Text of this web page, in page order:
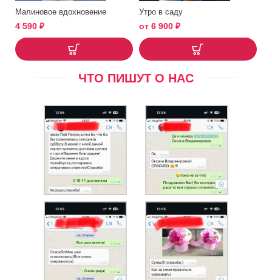
Малиновое вдохновение
4 590 ₽
Утро в саду
от 6 900 ₽
ЧТО ПИШУТ О НАС